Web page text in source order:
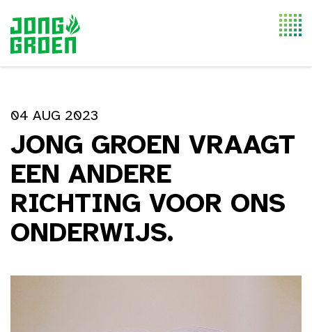
04 AUG 2023
JONG GROEN VRAAGT
EEN ANDERE
RICHTING VOOR ONS
ONDERWIJS.